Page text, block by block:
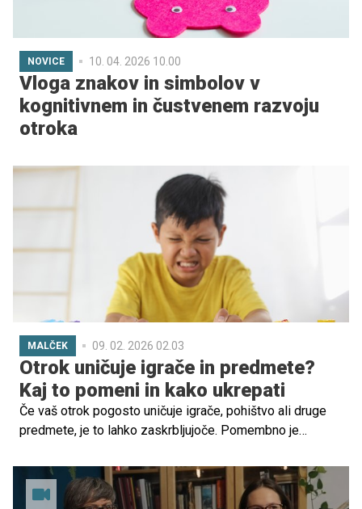
NOVICE 10. 04. 2026 10.00
Vloga znakov in simbolov v
kognitivnem in čustvenem razvoju
otroka
MALČEK 09. 02. 2026 02.03
Otrok uničuje igrače in predmete?
Kaj to pomeni in kako ukrepati
Če vaš otrok pogosto uničuje igrače, pohištvo ali druge
predmete, je to lahko zaskrbljujoče. Pomembno je
škodovanju, temveč je lahko posledica različnih
dejavnikov, kot so razvojne faze, čustvene potrebe ali